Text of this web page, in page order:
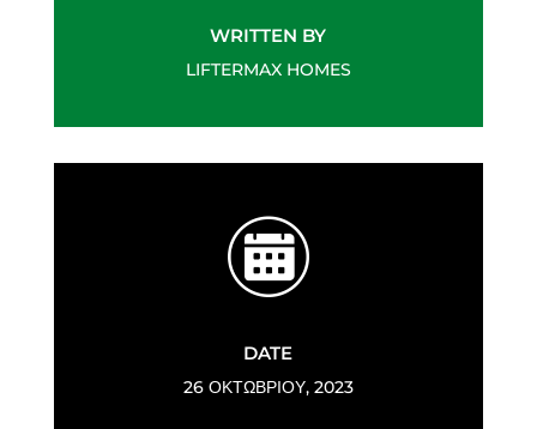
WRITTEN BY
LIFTERMAX HOMES
DATE
26 ΟΚΤΩΒΡΊΟΥ, 2023